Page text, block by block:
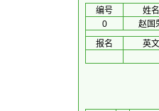
编号 姓名
0
赵国
报名
英文